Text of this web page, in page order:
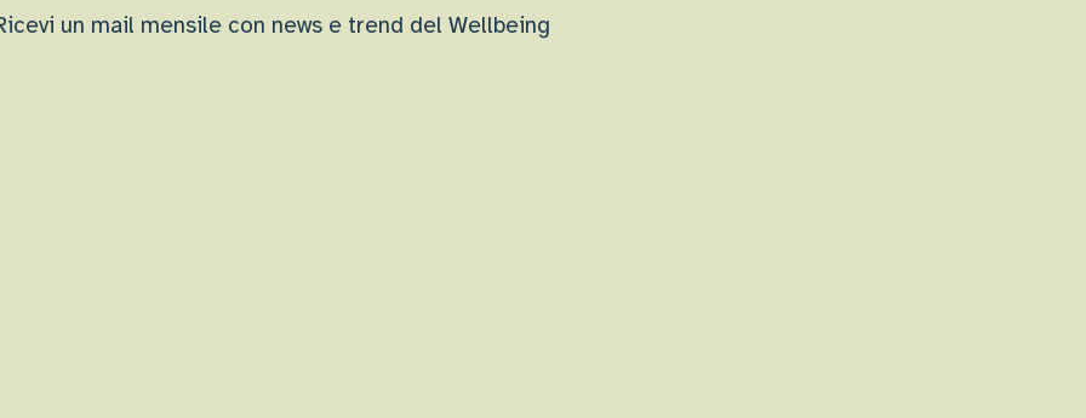
un mail mensile con news e trend del Wellbeing